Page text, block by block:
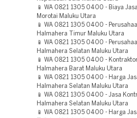
📱 WA 0821 1305 0400 - Biaya
Morotai Maluku Utara
📱 WA 0821 1305 0400 -
Halmahera Timur Maluku Utara
📱 WA 0821 1305 0400 -
Halmahera Selatan Maluku Utara
📱 WA 0821 1305 0400 -
Halmahera Barat Maluku Utara
📱 WA 0821 1305 0400 - Harga
Halmahera Selatan Maluku Utara
📱 WA 0821 1305 0400 - Jasa
Halmahera Selatan Maluku Utara
📱 WA 0821 1305 0400 - Harga